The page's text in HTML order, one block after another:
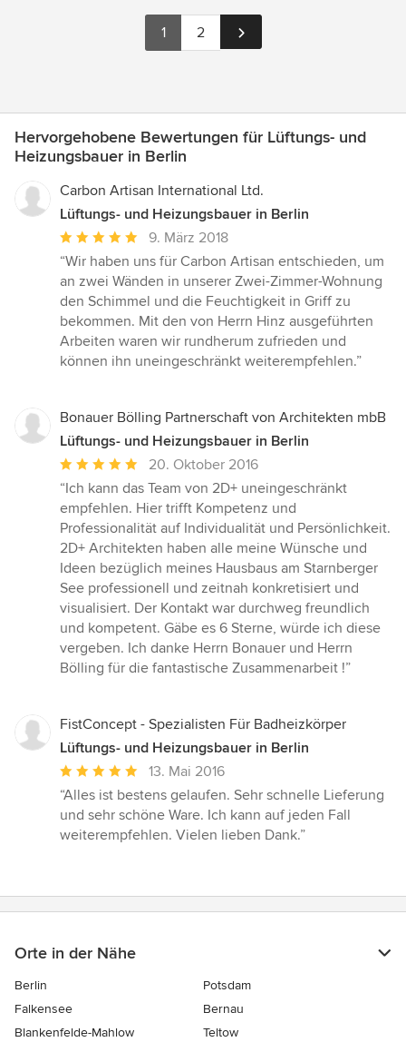
1 2
Hervorgehobene Bewertungen für Lüftungs- und
Heizungsbauer in Berlin
Carbon Artisan International Ltd.
Lüftungs- und Heizungsbauer in Berlin
Durchschnittliche
Bewertung:
5
von
5
Sternen
9. März 2018
“Wir haben uns für Carbon Artisan entschieden, um
an zwei Wänden in unserer Zwei-Zimmer-Wohnung
den Schimmel und die Feuchtigkeit in Griff zu
bekommen. Mit den von Herrn Hinz ausgeführten
Arbeiten waren wir rundherum zufrieden und
können ihn uneingeschränkt weiterempfehlen.”
Bonauer Bölling Partnerschaft von Architekten mbB
Lüftungs- und Heizungsbauer in Berlin
Durchschnittliche
Bewertung:
5
von
5
Sternen
20. Oktober 2016
“Ich kann das Team von 2D+ uneingeschränkt
empfehlen. Hier trifft Kompetenz und
Professionalität auf Individualität und Persönlichkeit.
2D+ Architekten haben alle meine Wünsche und
Ideen bezüglich meines Hausbaus am Starnberger
See professionell und zeitnah konkretisiert und
visualisiert. Der Kontakt war durchweg freundlich
und kompetent. Gäbe es 6 Sterne, würde ich diese
vergeben. Ich danke Herrn Bonauer und Herrn
Bölling für die fantastische Zusammenarbeit !”
FistConcept - Spezialisten Für Badheizkörper
Lüftungs- und Heizungsbauer in Berlin
Durchschnittliche
Bewertung:
5
von
13. Mai 2016
“Alles ist bestens gelaufen. Sehr schnelle Lieferung
und sehr schöne Ware. Ich kann auf jeden Fall
weiterempfehlen. Vielen lieben Dank.”
Orte in der Nähe
Berlin
Potsdam
Falkensee
Bernau
Blankenfelde-Mahlow
Teltow